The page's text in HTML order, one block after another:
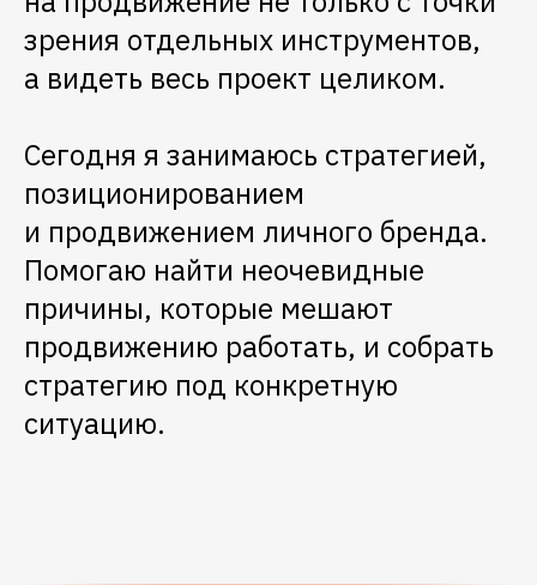
зрения отдельных инструментов,
а видеть весь проект целиком.
Сегодня я занимаюсь стратегией,
позиционированием
и продвижением личного бренда.
Помогаю найти неочевидные
причины, которые мешают
продвижению работать, и собрать
стратегию под конкретную
ситуацию.